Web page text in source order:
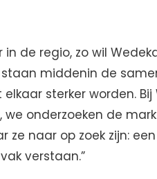
in de regio, zo wil
middenin de
sterker worden.
we onderzoeken de
ze naar op zoek zijn:
verstaan.”